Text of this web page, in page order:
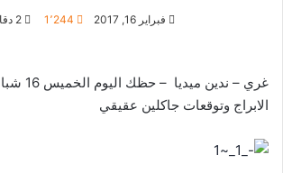
فبراير 16, 2017 1٬244
الابراج وتوقعات جاكلين عقيقي